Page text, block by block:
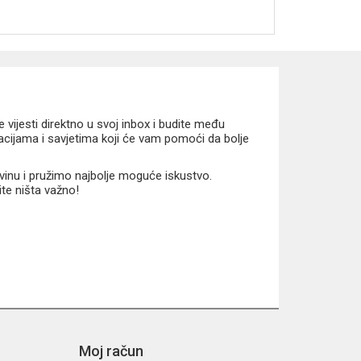
vijesti direktno u svoj inbox i budite među
i savjetima koji će vam pomoći da bolje
i pružimo najbolje moguće iskustvo.
ništa važno!
Moj račun